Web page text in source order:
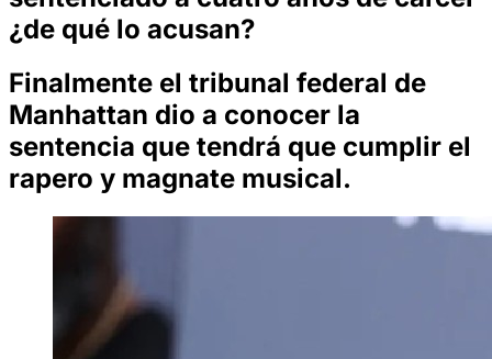
¿de qué lo acusan?
Finalmente el tribunal federal de
Manhattan dio a conocer la
sentencia que tendrá que cumplir el
rapero y magnate musical.